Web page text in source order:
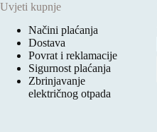
Uvjeti kupnje
Načini plaćanja
Dostava
Povrat i reklamacije
Sigurnost plaćanja
Zbrinjavanje
električnog otpada